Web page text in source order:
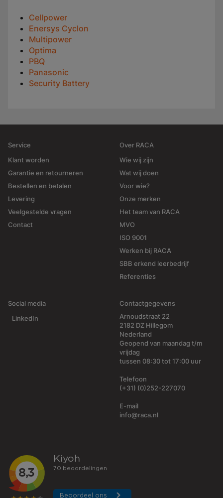
Cellpower
Enersys Cyclon
Multipower
Optima
PBQ
Panasonic
Security Battery
Service
Klant worden
Garantie en retourneren
Bestellen en betalen
Levering
Veelgestelde vragen
Contact
Over RACA
Wie wij zijn
Wat wij doen
Voor wie?
Onze merken
Het team van RACA
MVO
ISO 9001
Werken bij RACA
SBB erkend leerbedrijf
Referenties
Social media
LinkedIn
Contactgegevens
Arnoudstraat 22
2182 DZ Hillegom
Nederland
Geopend van maandag t/m
vrijdag
tussen 08:30 tot 17:00 uur
Telefoon
(+31) (0)252-227070
E-mail
info@raca.nl